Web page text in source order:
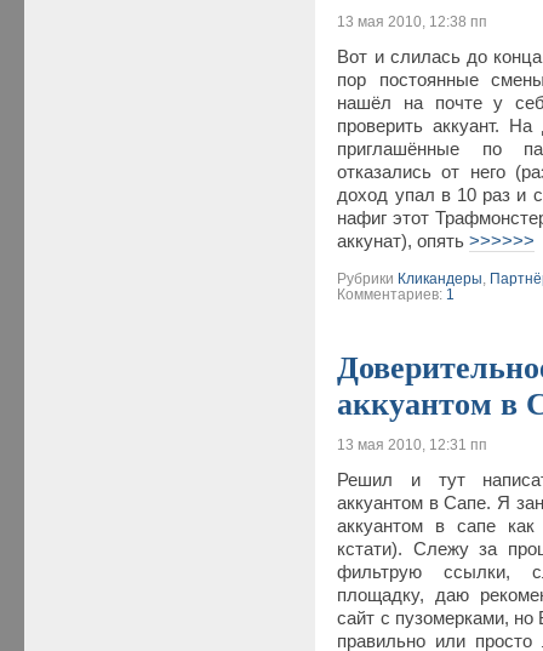
13 мая 2010, 12:38 пп
Вот и слилась до
пор постоянные
нашёл на почте у
проверить аккуант.
приглашённые по
отказались от него
доход упал в 10 раз и
нафиг этот
аккунат), опять>>>>>>
Рубрики Кликандеры
Комментариев: 1
аккуантом в
13 мая 2010, 12:31 пп
Решил и тут
аккуантом в Сапе. Я
аккуантом в сапе как
кстати). Слежу за
фильтрую ссылки,
площадку, даю
сайт с пузомерками, но
правильно или